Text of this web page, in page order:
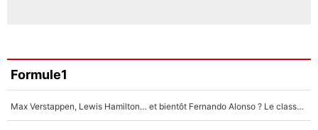
Formule1
Max Verstappen, Lewis Hamilton… et bientôt Fernando Alonso ? Le classement des pilotes les mieux payés en Formule 1 risque de changer !